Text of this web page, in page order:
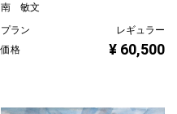
南 敏文
プラン
レギュラー
価格
¥ 60,500